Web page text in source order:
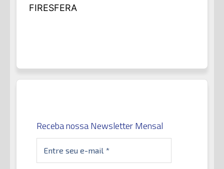
FIRESFERA
Receba nossa Newsletter Mensal